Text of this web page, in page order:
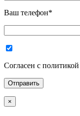
Ваш телефон*
Согласен с
×